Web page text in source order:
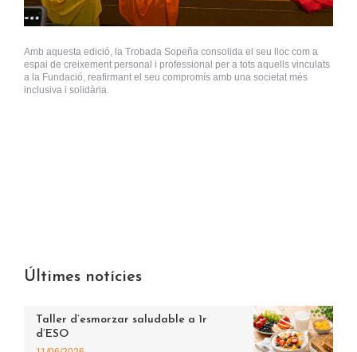
Amb aquesta edició, la Trobada Sopeña consolida el seu lloc com a
espai de creixement personal i professional per a tots aquells vinculats
a la Fundació, reafirmant el seu compromís amb una societat més
inclusiva i solidària.
Últimes notícies
Taller d’esmorzar saludable a 1r
d’ESO